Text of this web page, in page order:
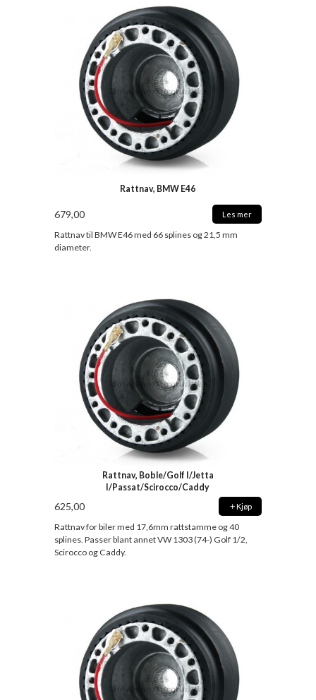
Rattnav, BMW E46
679,00 Les mer
Rattnav til BMW E46 med 66 splines og 21,5 mm
diameter.
Rattnav, Boble/Golf I/Jetta
I/Passat/Scirocco/Caddy
625,00 Kjøp
Rattnav for biler med 17,6mm rattstamme og 40
splines. Passer blant annet VW 1303 (74-) Golf 1/2,
Scirocco og Caddy.